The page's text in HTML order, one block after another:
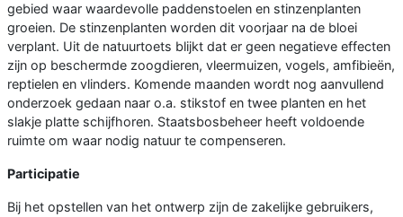
gebied waar waardevolle paddenstoelen en stinzenplanten
groeien. De stinzenplanten worden dit voorjaar na de bloei
verplant. Uit de natuurtoets blijkt dat er geen negatieve effecten
zijn op beschermde zoogdieren, vleermuizen, vogels, amfibieën,
reptielen en vlinders. Komende maanden wordt nog aanvullend
onderzoek gedaan naar o.a. stikstof en twee planten en het
slakje platte schijfhoren. Staatsbosbeheer heeft voldoende
ruimte om waar nodig natuur te compenseren.
Participatie
Bij het opstellen van het ontwerp zijn de zakelijke gebruikers,